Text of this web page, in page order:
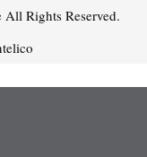
All Rights Reserved.